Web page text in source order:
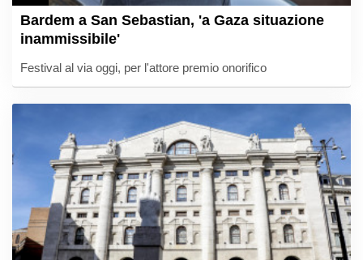
Bardem a San Sebastian, 'a Gaza situazione
inammissibile'
Festival al via oggi, per l'attore premio onorifico